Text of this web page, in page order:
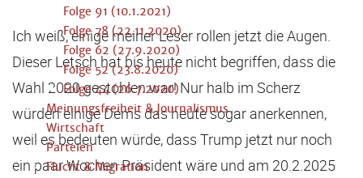
Folge 91 (10.1.2021)
Folge 78 (22.11.2020)
Folge 62 (27.9.2020)
Folge 52 (23.8.2020)
Folge 44 (26.7.2020)
Meinungsfreiheit & Journalismus
Wirtschaft
Parteien
Flucht & Migration
Ich weiß, einige meiner Leser rollen jetzt die Augen.
Dieser Letsch hat bis heute nicht begriffen, dass die
Wahl 2020 gestohlen war! Nur halb im Scherz
würden einige Dems das heute sogar anerkennen,
weil es bedeuten würde, dass Trump jetzt nur noch
ein paar Wochen Präsident wäre und am 20.2.2025